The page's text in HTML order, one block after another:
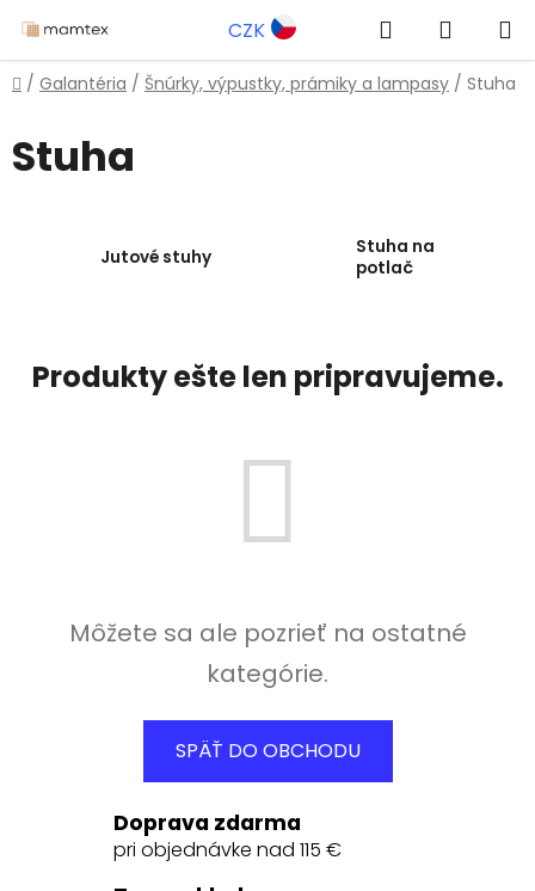
na
obsah
CZK Hľadať
KOŠÍK
Domov
/ Galantéria / Šnúrky, výpustky, prámiky a lampasy / Stuha
Stuha
Jutové stuhy
Stuha na
potlač
Produkty ešte len pripravujeme.
Môžete sa ale pozrieť na ostatné
kategórie.
SPÄŤ DO OBCHODU
Doprava zdarma
pri objednávke nad 115 €